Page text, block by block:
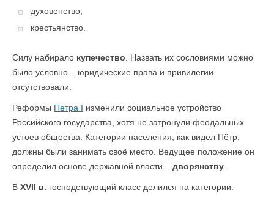
духовенство;
крестьянство.
Силу набирало купечество . Назвать их сословиями можно
было условно – юридические права и привилегии
отсутствовали.
Реформы Петра I изменили социальное устройство
Российского государства, хотя не затронули феодальных
устоев общества. Категории населения, как видел Пётр,
должны были занимать своё место. Ведущее положение он
определил основе державной власти – дворянству
В XVII в. господствующий класс делился на категории: